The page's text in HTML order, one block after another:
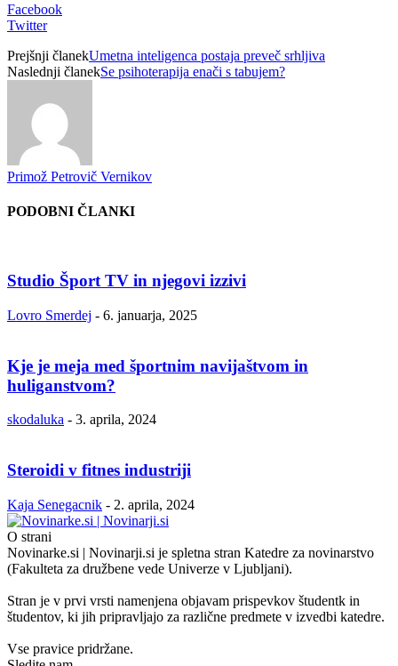
Facebook
Twitter
Prejšnji članekUmetna inteligenca postaja preveč srhljiva
Naslednji članekSe psihoterapija enači s tabujem?
Primož Petrovič Vernikov
PODOBNI ČLANKI
Studio Šport TV in njegovi izzivi
Lovro Smerdej - 6. januarja, 2025
Kje je meja med športnim navijaštvom in
huliganstvom?
skodaluka - 3. aprila, 2024
Steroidi v fitnes industriji
Kaja Senegacnik - 2. aprila, 2024
O strani
Novinarke.si | Novinarji.si je spletna stran Katedre za novinarstvo
(Fakulteta za družbene vede Univerze v Ljubljani).
Stran je v prvi vrsti namenjena objavam prispevkov študentk in
študentov, ki jih pripravljajo za različne predmete v izvedbi katedre.
Vse pravice pridržane.